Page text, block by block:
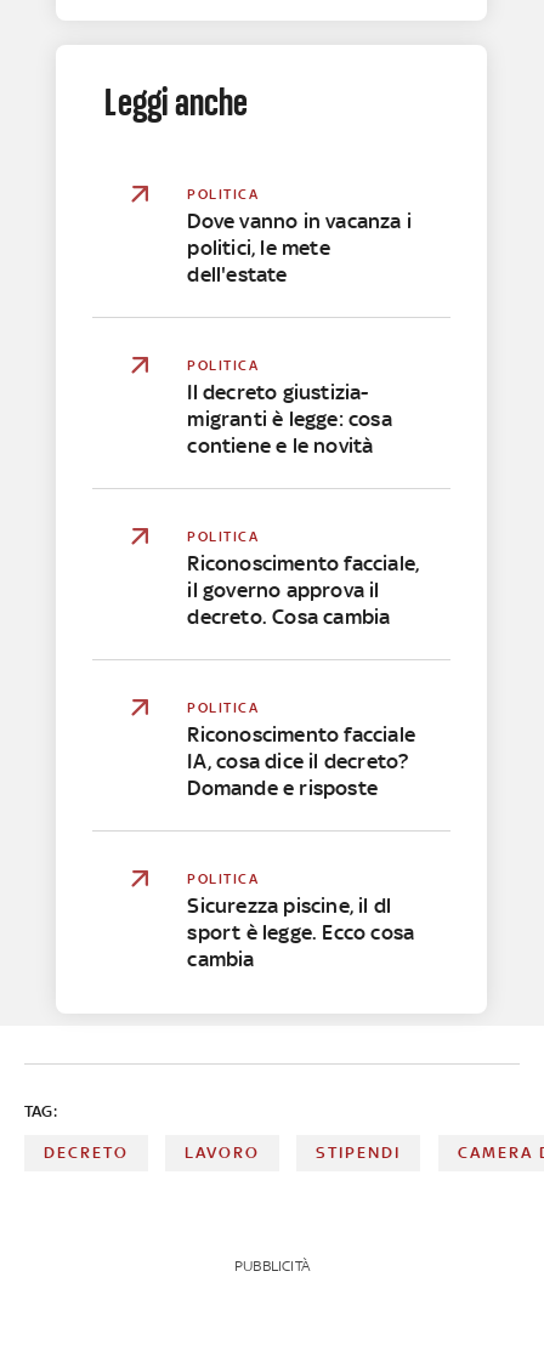
Leggi anche
POLITICA
Dove vanno in vacanza i
politici, le mete
dell'estate
POLITICA
Il decreto giustizia-
migranti è legge: cosa
contiene e le novità
POLITICA
Riconoscimento facciale,
il governo approva il
decreto. Cosa cambia
POLITICA
Riconoscimento facciale
IA, cosa dice il decreto?
Domande e risposte
POLITICA
Sicurezza piscine, il dl
sport è legge. Ecco cosa
cambia
TAG:
DECRETO LAVORO STIPENDI CAMERA
PUBBLICITÀ